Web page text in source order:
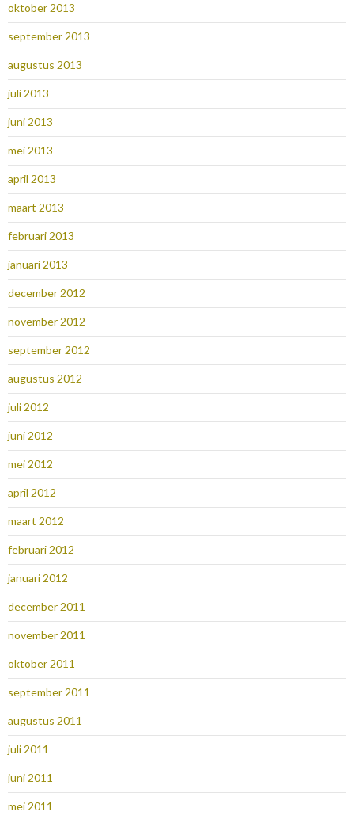
oktober 2013
september 2013
augustus 2013
juli 2013
juni 2013
mei 2013
april 2013
maart 2013
februari 2013
januari 2013
december 2012
november 2012
september 2012
augustus 2012
juli 2012
juni 2012
mei 2012
april 2012
maart 2012
februari 2012
januari 2012
december 2011
november 2011
oktober 2011
september 2011
augustus 2011
juli 2011
juni 2011
mei 2011